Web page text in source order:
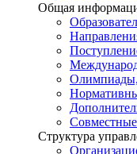
Общая
Структура